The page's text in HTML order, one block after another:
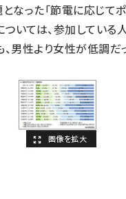
なった「節電に応じて
ついては、参加している
男性より女性が低調だ